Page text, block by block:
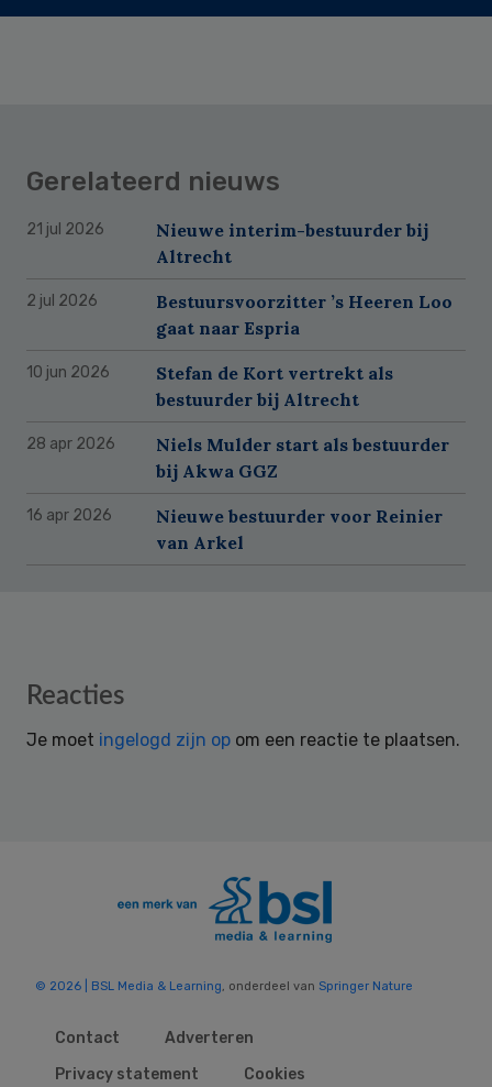
Gerelateerd nieuws
21 jul 2026
Nieuwe interim-bestuurder bij
Altrecht
2 jul 2026
Bestuursvoorzitter ’s Heeren Loo
gaat naar Espria
10 jun 2026
Stefan de Kort vertrekt als
bestuurder bij Altrecht
28 apr 2026
Niels Mulder start als bestuurder
bij Akwa GGZ
16 apr 2026
Nieuwe bestuurder voor Reinier
van Arkel
Reader
Reacties
Je moet ingelogd zijn op om een reactie te plaatsen.
© 2026 | BSL Media & Learning, onderdeel van Springer Nature
Contact
Adverteren
Privacy statement
Cookies